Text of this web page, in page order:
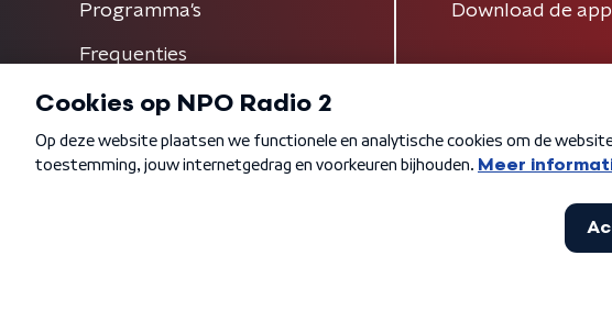
Programma's
Frequenties
Download de app
Algemene voorwaarden Privacybeleid